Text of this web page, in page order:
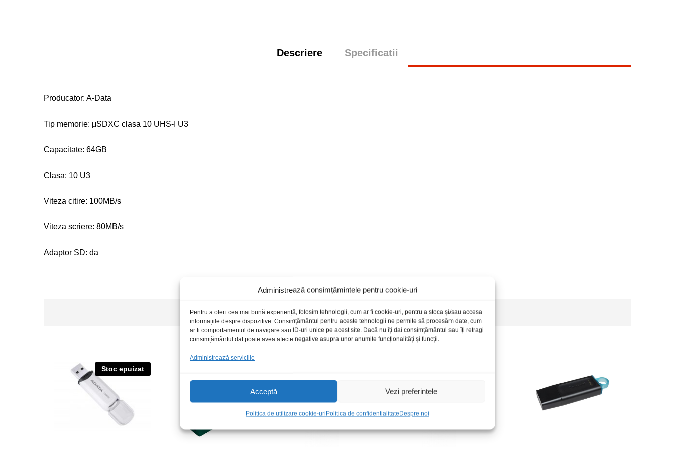
Administrează consimțămintele pentru cookie-uri
Pentru a oferi cea mai bună experiență, folosim tehnologii, cum ar fi cookie-uri, pentru a stoca și/sau accesa
informațiile despre dispozitive. Consimțământul pentru aceste tehnologii ne permite să procesăm date, cum
ar fi comportamentul de navigare sau ID-uri unice pe acest site. Dacă nu îți dai consimțământul sau îți retragi
consimțământul dat poate avea afecte negative asupra unor anumite funcționalități și funcții.
Administrează serviciile
Acceptă Vezi preferințele
Politica de utilizare cookie-uriPolitica de confidentialitateDespre noi
Descriere Specificatii
Producator: A-Data
Tip memorie: μSDXC clasa 10 UHS-I U3
Capacitate: 64GB
Clasa: 10 U3
Viteza citire: 100MB/s
Viteza scriere: 80MB/s
Adaptor SD: da
Produse recomandate
Stoc epuizat